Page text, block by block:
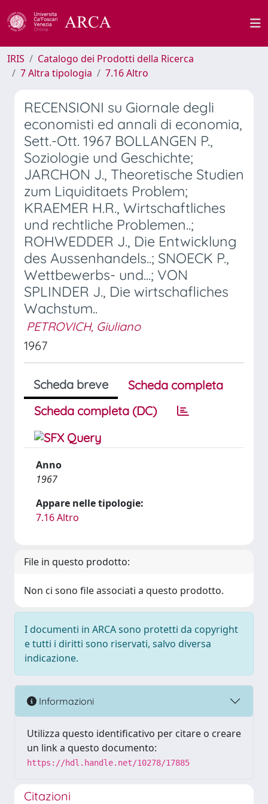
IRIS
Catalogo dei Prodotti della Ricerca
7 Altra tipologia
7.16 Altro
RECENSIONI su Giornale degli
economisti ed annali di economia,
Sett.-Ott. 1967 BOLLANGEN P.,
Soziologie und Geschichte;
JARCHON J., Theoretische Studien
zum Liquiditaets Problem;
KRAEMER H.R., Wirtschaftliches
und rechtliche Problemen..;
ROHWEDDER J., Die Entwicklung
des Aussenhandels..; SNOECK P.,
Wettbewerbs- und...; VON
SPLINDER J., Die wirtschafliches
Wachstum..
PETROVICH, Giuliano
1967
Scheda breve
Scheda completa
Scheda completa (DC)
Anno
1967
Appare nelle tipologie:
7.16 Altro
File in questo prodotto:
Non ci sono file associati a questo prodotto.
I documenti in ARCA sono protetti da copyright
e tutti i diritti sono riservati, salvo diversa
indicazione.
Informazioni
Utilizza questo identificativo per citare o creare
un link a questo documento:
https://hdl.handle.net/10278/17885
Citazioni